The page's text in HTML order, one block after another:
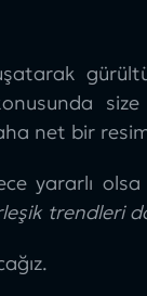
net bir
yararlı olsa
trendleri